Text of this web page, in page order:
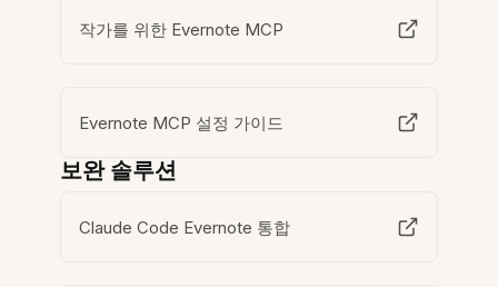
작가를 위한 Evernote MCP
Evernote MCP 설정 가이드
보완 솔루션
Claude Code Evernote 통합